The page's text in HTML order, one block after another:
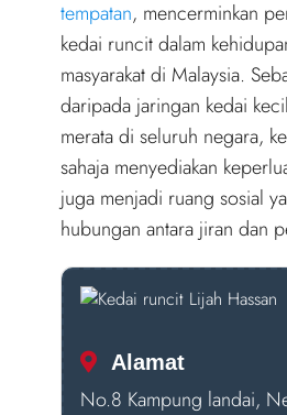
r
)
tempatan, mencerminkan
kedai runcit dalam
masyarakat di Malaysia.
daripada jaringan kedai
merata di seluruh negara,
sahaja menyediakan
juga menjadi ruang sosial
hubungan antara jiran dan
Alamat
No.8 Kampung landai,